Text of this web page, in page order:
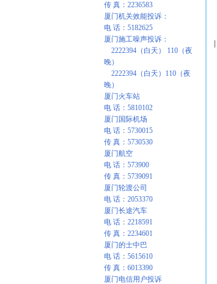
传 真：2236583
厦门机关效能投诉：
电 话：5182625
厦门施工噪声投诉：
2222394（白天） 110（夜
晚）
2222394（白天）110（夜
晚）
厦门火车站
电 话：5810102
厦门国际机场
电 话：5730015
传 真：5730530
厦门航空
电 话：573900
传 真：5739091
厦门轮渡公司
电 话：2053370
厦门长途汽车
电 话：2218591
传 真：2234601
厦门的士中巴
电 话：5615610
传 真：6013390
厦门电信用户投诉